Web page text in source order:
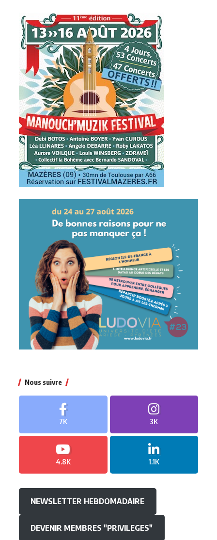
Nous suivre
7K 3K
4.8K 1.1K
NEWSLETTER HEBDOMADAIRE
DEVENIR MEMBRES "PRIVILEGES"